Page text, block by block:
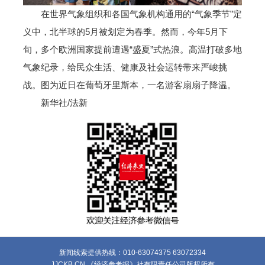
在世界气象组织和各国气象机构通用的“气象季节”定
义中，北半球的5月被划定为春季。然而，今年5月下
旬，多个欧洲国家提前遭遇“盛夏”式热浪。高温打破多地
气象纪录，给民众生活、健康及社会运转带来严峻挑
战。图为近日在葡萄牙里斯本，一名游客扇扇子降温。
新华社/法新
新闻线索提供热线：010-63074375 63072334